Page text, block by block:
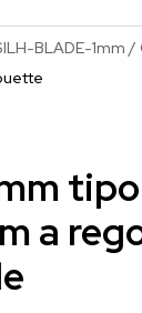
BLADE-1mm
tipo
a